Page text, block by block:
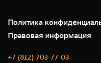
Сервис
Нулевое ТО
Моторные масла
GWM ТЕХ ДЕНЬ
Новости
Политика
Правовая информация
+7 (812) 703-77-03